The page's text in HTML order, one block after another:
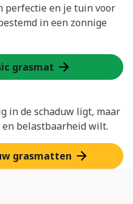
perfectie en je tuin voor
in een zonnige
grasmat
in de schaduw ligt, maar
belastbaarheid wilt.
grasmatten